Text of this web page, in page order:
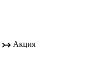
↣ Акция